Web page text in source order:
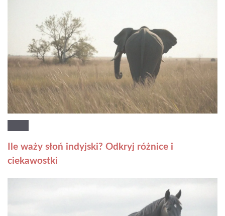
Ile waży słoń indyjski? Odkryj różnice i
ciekawostki